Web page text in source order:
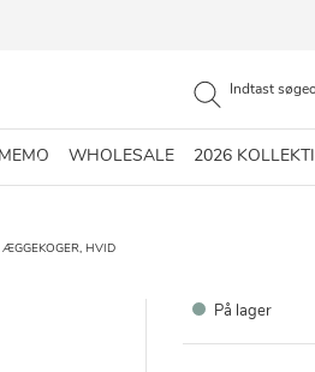
WHOLESALE 2026
ÆGGEKOGER, HVID
På lager